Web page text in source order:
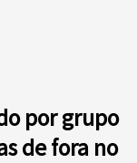
por grupo
de fora no